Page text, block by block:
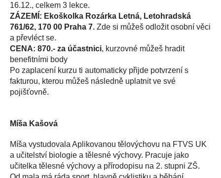
16.12., celkem 3 lekce.
ZÁZEMÍ: Ekoškolka Rozárka Letná, Letohradská
761/62, 170 00 Praha 7. Zde si můžeš odložit osobní věci
a převléct se.
CENA: 870.- za účastnici, kurzovné můžeš hradit
benefitními body
Po zaplacení kurzu ti automaticky přijde potvrzení s
fakturou, kterou můžeš následně uplatnit ve své
pojišťovně.
Míša Kašová
Míša vystudovala Aplikovanou tělovýchovu na FTVS UK
a učitelství biologie a tělesné výchovy. Pracuje jako
učitelka tělesné výchovy a přírodopisu na 2. stupni ZŠ.